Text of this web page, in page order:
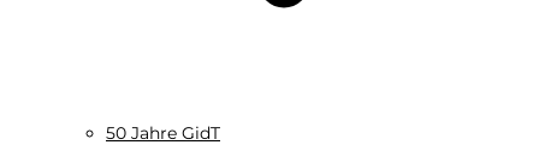
50 Jahre GidT